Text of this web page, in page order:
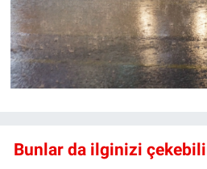
Bunlar da ilginizi